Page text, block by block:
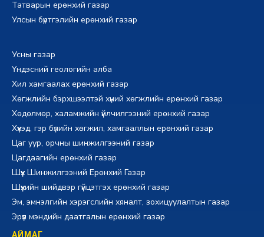
Татварын ерөнхий газар
Улсын бүртгэлийн ерөнхий газар
Усны газар
Үндэсний геологийн алба
Хил хамгаалах ерөнхий газар
Хөгжлийн бэрхшээлтэй хүний хөгжлийн ерөнхий газар
Хөдөлмөр, халамжийн үйлчилгээний ерөнхий газар
Хүүхэд, гэр бүлийн хөгжил, хамгааллын ерөнхий газар
Цаг уур, орчны шинжилгээний газар
Цагдаагийн ерөнхий газар
Шүүх Шинжилгээний Ерөнхий Газар
Шүүхийн шийдвэр гүйцэтгэх ерөнхий газар
Эм, эмнэлгийн хэрэгслийн хяналт, зохицуулалтын газар
Эрүүл мэндийн даатгалын ерөнхий газар
АЙМАГ